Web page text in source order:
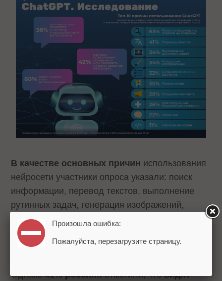
В качестве основных причин использования
нейросети участники опроса указали: поиск
информации, перевод текстов, выполнение
рутинных задач, генерация изображений,
создание планов и расчетов, развлечение,
создание контента, получение медицинских
советов, общение, написание кодов.
Однако41% россиянотметили, чтовидят
Произошла ошибка:
Пожалуйста, перезагрузите страницу.